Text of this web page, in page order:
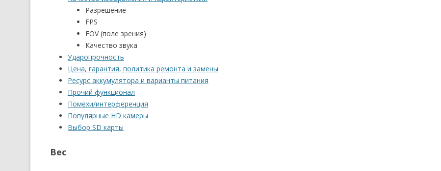
Разрешение
FPS
FOV (поле зрения)
Качество звука
Ударопрочность
Цена, гарантия, политика ремонта и замены
Ресурс аккумулятора и варианты питания
Прочий функционал
Помехи/интерференция
Популярные HD камеры
Выбор SD карты
Вес